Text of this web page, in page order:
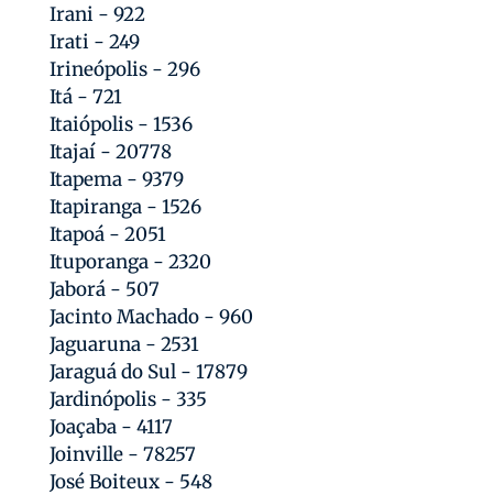
Irani - 922
Irati - 249
Irineópolis - 296
Itá - 721
Itaiópolis - 1536
Itajaí - 20778
Itapema - 9379
Itapiranga - 1526
Itapoá - 2051
Ituporanga - 2320
Jaborá - 507
Jacinto Machado - 960
Jaguaruna - 2531
Jaraguá do Sul - 17879
Jardinópolis - 335
Joaçaba - 4117
Joinville - 78257
José Boiteux - 548